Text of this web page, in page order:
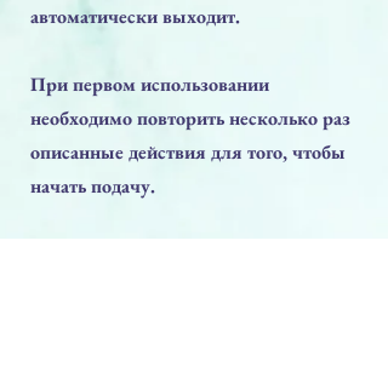
автоматически выходит.
При первом использовании
необходимо повторить несколько раз
описанные действия для того, чтобы
начать подачу.